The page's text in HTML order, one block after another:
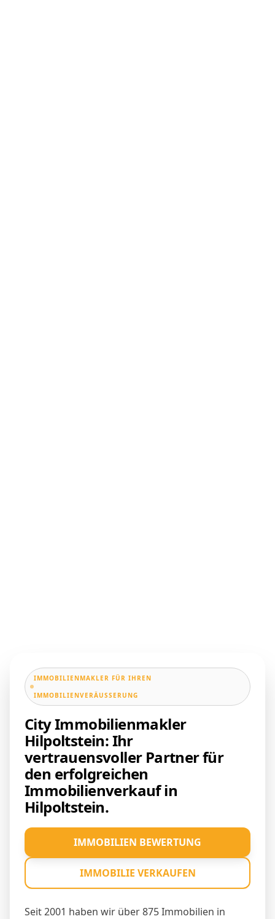
IMMOBILIENMAKLER FÜR IHREN
IMMOBILIENVERÄUSSERUNG
City Immobilienmakler
Hilpoltstein: Ihr
vertrauensvoller Partner für
den erfolgreichen
Immobilienverkauf in
Hilpoltstein.
Seit 2001 haben wir über 875 Immobilien in
IMMOBILIEN BEWERTUNG
IMMOBILIE VERKAUFEN